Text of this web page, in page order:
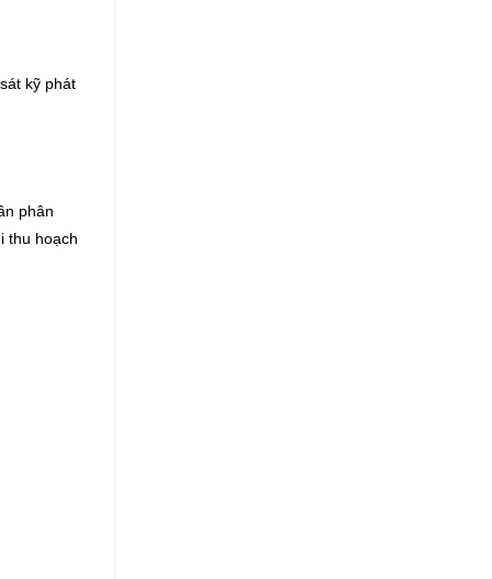
kỹ phát
phân
thu hoạch